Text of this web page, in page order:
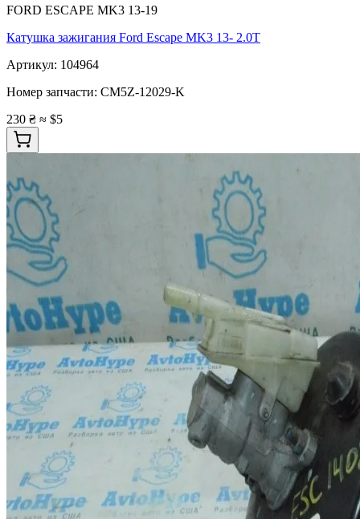
FORD ESCAPE MK3 13-19
Катушка зажигания Ford Escape MK3 13- 2.0T
Артикул: 104964
Номер запчасти: CM5Z-12029-K
230 ₴ ≈ $5